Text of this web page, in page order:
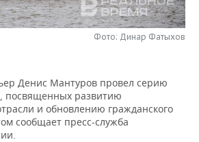
Фото: Динар Фатыхов
Денис Мантуров провел серию
посвященных развитию
и обновлению гражданского
сообщает пресс-служба